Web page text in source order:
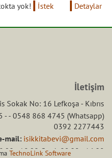
yok! İstek Detaylar
İletişim
Sokak No: 16 Lefkoşa - Kıbrıs
- - 0548 868 4745 (Whatsapp)
0392 2277443
mail: isikkitabevi@gmail.com
- 18.00 Ctesi: 08.00 - 16.00
TechnoLink Software